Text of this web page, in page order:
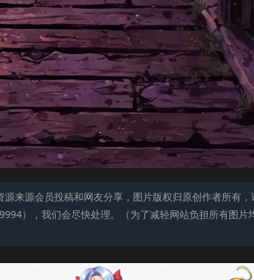
来源会员投稿和网友分享，图片版权归原创作者所有，
），我们会尽快处理。（为了减轻网站负担所有图片